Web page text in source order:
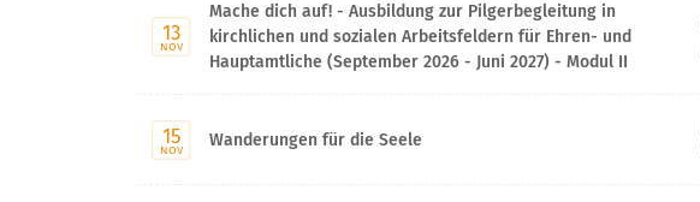
13
NOV
Mache dich auf! - Ausbildung zur Pilgerbegleitung in
kirchlichen und sozialen Arbeitsfeldern für Ehren- und
Hauptamtliche (September 2026 - Juni 2027) - Modul II
15
NOV
Wanderungen für die Seele